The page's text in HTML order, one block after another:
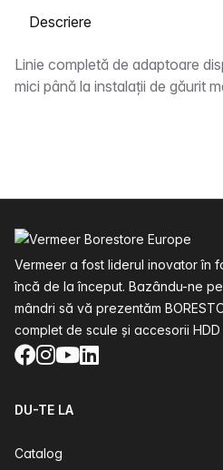
Selectați o filă
Descriere
Linie completă de adaptoare
mici până la instalații de găurit
Vermeer a fost liderul inovator în
încă de la început. Bazându-ne
mândri să vă prezentăm
complet de scule și accesorii
Facebook
Instagram
YouTube
LinkedIn
DU-TE LA
Catalog